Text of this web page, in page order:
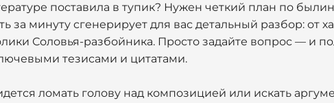
поставила в тупик? Нужен четкий план по
за минуту сгенерирует для вас детальный разбор: от
Соловья-разбойника. Просто задайте вопрос — и
тезисами и цитатами.
ломать голову над композицией или искать